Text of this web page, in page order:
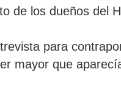
de los dueños del
para
mayor que